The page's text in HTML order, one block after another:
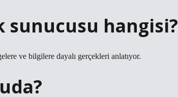
sunucusu hangisi?
ve bilgilere dayalı gerçekleri anlatıyor.